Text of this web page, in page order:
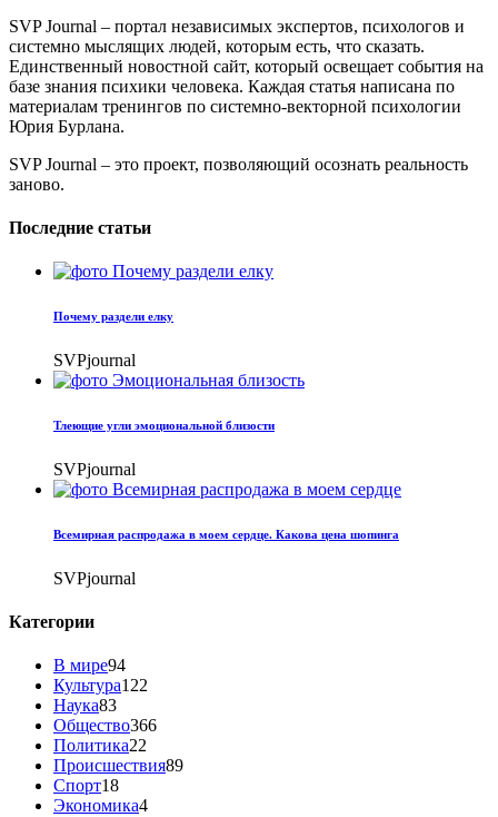
SVP Journal – портал независимых экспертов, психологов и
системно мыслящих людей, которым есть, что сказать.
Единственный новостной сайт, который освещает события на
базе знания психики человека. Каждая статья написана по
материалам тренингов по системно-векторной психологии
Юрия Бурлана.
SVP Journal – это проект, позволяющий осознать реальность
заново.
Последние статьи
Почему раздели елку
SVPjournal
Тлеющие угли эмоциональной близости
SVPjournal
Всемирная распродажа в моем сердце. Какова цена шопинга
SVPjournal
Категории
В мире94
Культура122
Наука83
Общество366
Политика22
Происшествия89
Спорт18
Экономика4